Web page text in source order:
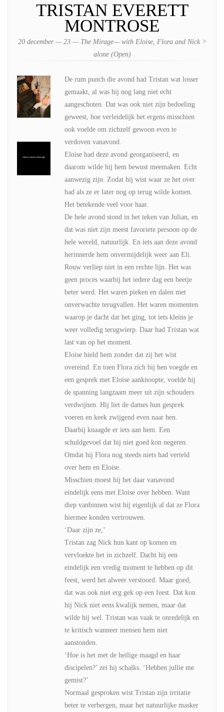
TRISTAN EVERETT
MONTROSE
20 december — 23 — The Mirage— with Eloise, Flora and Nick >
alone (Open)
De rum punch die avond had Tristan wat losser
gemaakt, al was hij nog lang niet echt
aangeschoten. Dat was ook niet zijn bedoeling
geweest, hoe verleidelijk het ergens misschien
ook voelde om zichzelf gewoon even te
verdoven vanavond.
Eloise had deze avond georganiseerd, en
daarom wilde hij hem bewust meemaken. Echt
aanwezig zijn. Zodat hij wist waar ze het over
had als ze er later nog op terug wilde komen.
Het betekende veel voor haar.
De hele avond stond in het teken van Julian, en
dat was niet zijn meest favoriete persoon op de
hele wereld, natuurlijk. En iets aan deze avond
herinnerde hem onvermijdelijk weer aan Eli.
Rouw verliep niet in een rechte lijn. Het was
geen proces waarbij het iedere dag een beetje
beter werd. Het waren pieken en dalen met
onverwachte terugvallen. Het waren momenten
waarop je dacht dat het ging, tot iets kleins je
weer volledig terugwierp. Daar had Tristan wat
last van op het moment.
Eloise hield hem zonder dat zij het wist
overeind. En toen Flora zich bij hen voegde en
een gesprek met Eloise aanknoopte, voelde hij
de spanning langzaam meer uit zijn schouders
verdwijnen. Hij liet de dames hun gesprek
voeren en keek zwijgend even naar hen.
Daarbij knaagde er iets aan hem. Een
schuldgevoel dat hij niet goed kon negeren.
Omdat hij Flora nog steeds niets had verteld
over hem en Eloise.
Misschien moest hij het daar vanavond
eindelijk eens met Eloise over hebben. Want
diep vanbinnen wist hij eigenlijk al dat ze Flora
hiermee konden vertrouwen.
‘Daar zijn ze,’
Tristan zag Nick hun kant op komen en
vervloekte het in zichzelf. Dacht hij een
eindelijk een vredig moment te hebben op dit
feest, werd het alweer verstoord. Maar goed,
dat was ook niet erg gek op een feest. Dat kon
hij Nick niet eens kwalijk nemen, maar dat
wilde hij wel. Tristan was vaak te onredelijk en
te kritisch wanneer mensen hem niet
aanstonden.
‘Hoe is het met de heilige maagd en haar
discipelen?’ zei hij schalks. ‘Hebben jullie me
gemist?’
Normaal gesproken wist Tristan zijn irritatie
beter te verbergen, maar het natuurlijke masker